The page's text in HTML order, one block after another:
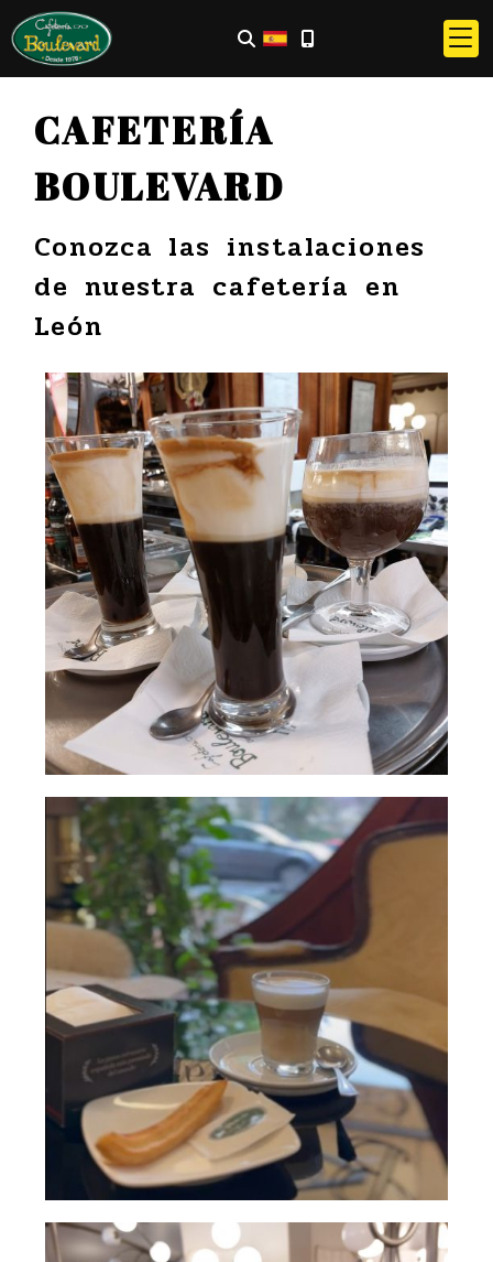
CAFETERÍA
BOULEVARD
Conozca las instalaciones
de nuestra cafetería en
León
Bandeja con
combinados de
café
AMPLIAR
Café con
churros
AMPLIAR